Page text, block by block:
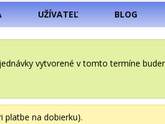
UŽÍVATEĽ BLOG
vytvorené v tomto termíne
platbe na dobierku).